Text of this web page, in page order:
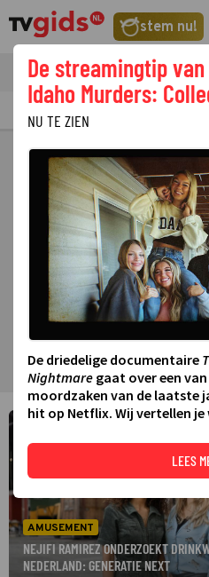
stem nu!
tvgids
AMUSEMENT
NEJIFI RAMIREZ ONDERZOEKT
NEDERLAND: GENERATIE NEXT
De streamingtip
Idaho Murders:
NU TE ZIEN
De driedelige documentaire
Nightmare gaat over een
moordzaken van de laatste
hit op Netflix. Wij vertellen
LEES